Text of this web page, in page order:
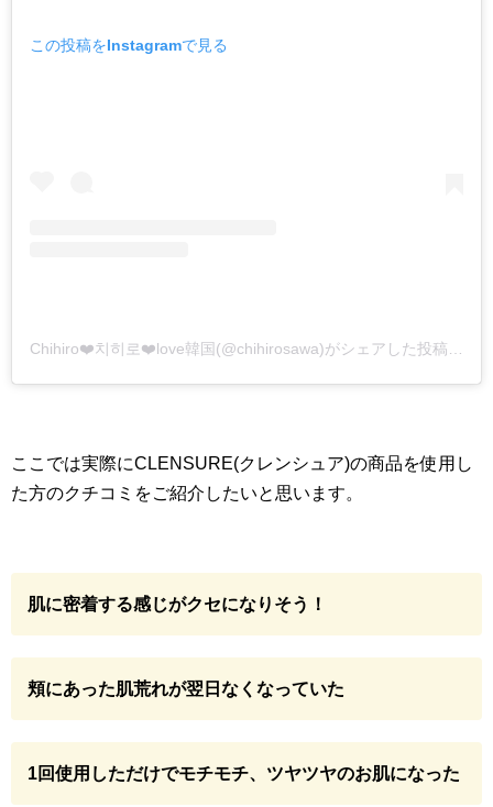
この投稿をInstagramで見る
Chihiro❤️치히로❤️love韓国(@chihirosawa)がシェアした投稿
–
ここでは実際にCLENSURE(クレンシュア)の商品を使用し
た方のクチコミをご紹介したいと思います。
肌に密着する感じがクセになりそう！
頬にあった肌荒れが翌日なくなっていた
1回使用しただけでモチモチ、ツヤツヤのお肌になった